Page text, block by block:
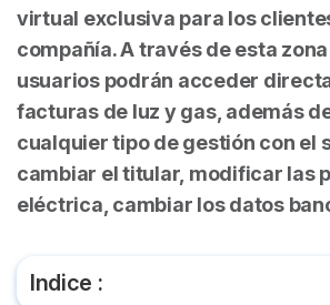
virtual exclusiva para los
compañía. A través de esta
usuarios podrán acceder
facturas de luz y gas, además
cualquier tipo de gestión con el
cambiar el titular, modificar las
eléctrica, cambiar los datos
Indice :